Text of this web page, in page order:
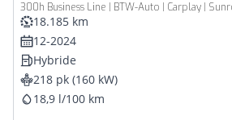
300h Business Line | BTW-Auto | Carplay |
18.185 km
12-2024
Hybride
218 pk (160 kW)
18,9 l/100 km